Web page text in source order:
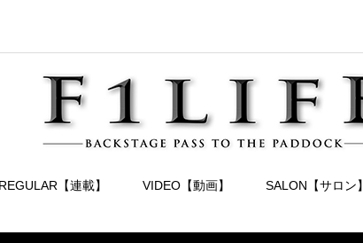
REGULAR【連載】 VIDEO【動画】 SALON【サロン】